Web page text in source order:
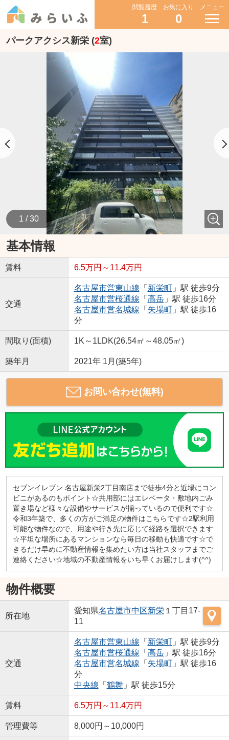
閲覧履歴
1
お気に入り
0
メニュー
パークアクシス新栄 (2室)
1 / 30
基本情報
賃料 6.5万円～11.4万円
交通
名古屋市営東山線 「 新栄町」駅 徒歩9分
名古屋市営桜通線 「 高岳」駅 徒歩16分
名古屋市営名城線 「 矢場町」駅 徒歩16
分
間取り(面積) 1K～1LDK(26.54㎡～48.05㎡)
築年月 2021年 1月(築5年)
お問い合わせ(無料)
セブンイレブン 名古屋新栄2丁目南店まで徒歩4分と近場にコン
ビニがあるのもポイント☆共用部にはエレベータ・敷地内ごみ
置き場など様々な設備やサービスが揃っているので便利です☆
令和3年築で、多くの方がご満足の物件はこちらです☆2駅利用
可能な物件なので、用途や行き先に応じて経路を選択できます
☆平坦な場所にあるマンションなら毎日の移動も快適です☆で
きるだけ早めに不動産情報を集めたい方は当社スタッフまでご
連絡ください☆地域の不動産情報をいち早くお届けします(^^)
物件概要
所在地
愛知県名古屋市中区新栄１丁目17-
11
交通
名古屋市営東山線 「 新栄町」駅 徒歩9分
名古屋市営桜通線 「 高岳」駅 徒歩16分
名古屋市営名城線 「 矢場町」駅 徒歩16
分
中央線 「 鶴舞」駅 徒歩15分
賃料 6.5万円～11.4万円
管理費等 8,000円～10,000円